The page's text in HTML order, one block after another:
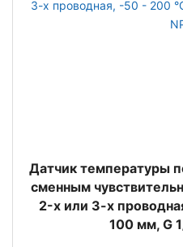
Датчик температуры
сменным
2-х или 3-х
100 мм, G